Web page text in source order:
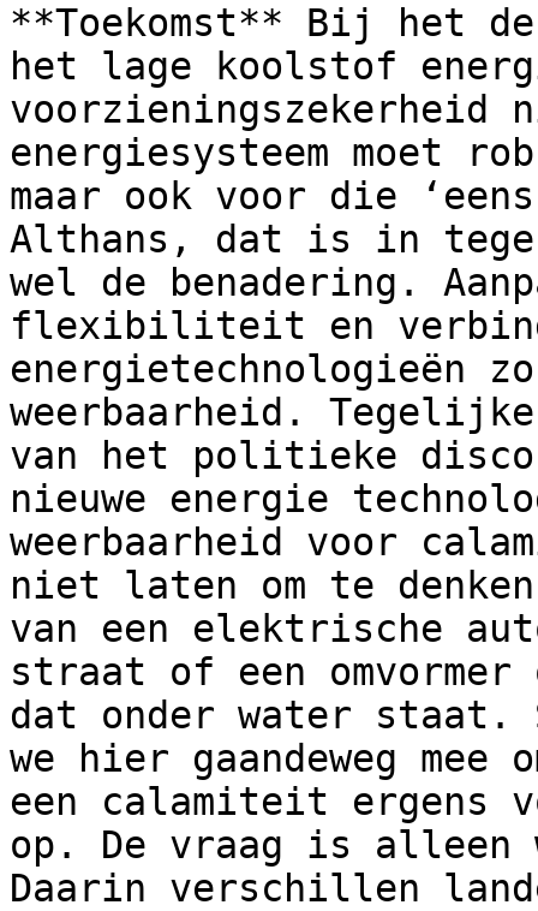
**Toekomst** Bij het
het lage koolstof
voorzieningszekerheid
energiesysteem moet
maar ook voor die
Althans, dat is in
wel de benadering.
flexibiliteit en
energietechnologieën
weerbaarheid.
van het politieke
nieuwe energie
weerbaarheid voor
niet laten om te
van een elektrische
straat of een omvormer
dat onder water staat.
we hier gaandeweg
een calamiteit ergens
op. De vraag is alleen
Daarin verschillen